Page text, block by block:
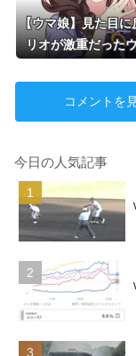
【ウマ娘】見た目に
リオが激重だった
コメントを
今日の人気記事